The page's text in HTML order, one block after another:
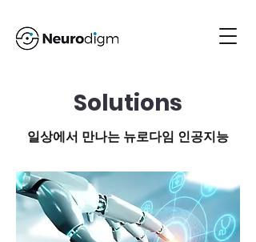
Solutions
일상에서 만나는 뉴로다임 인공지능